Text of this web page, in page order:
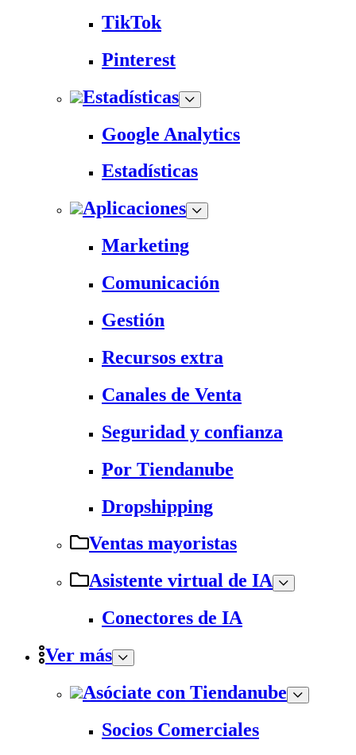
TikTok
Pinterest
Estadísticas
Google Analytics
Estadísticas
Aplicaciones
Marketing
Comunicación
Gestión
Recursos extra
Canales de Venta
Seguridad y confianza
Por Tiendanube
Dropshipping
Ventas mayoristas
Asistente virtual de IA
Conectores de IA
Ver más
Asóciate con Tiendanube
Socios Comerciales